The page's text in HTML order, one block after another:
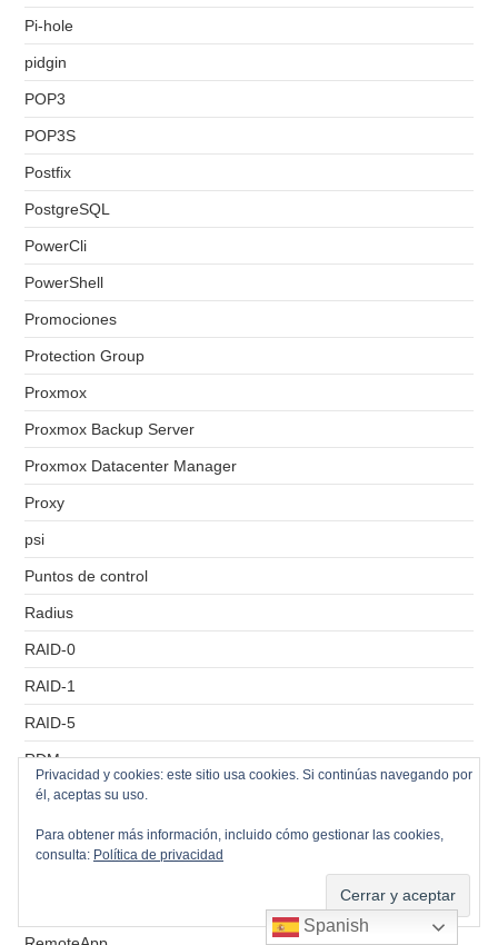
Pi-hole
pidgin
POP3
POP3S
Postfix
PostgreSQL
PowerCli
PowerShell
Promociones
Protection Group
Proxmox
Proxmox Backup Server
Proxmox Datacenter Manager
Proxy
psi
Puntos de control
Radius
RAID-0
RAID-1
RAID-5
RDM
RDP
RDS
Spanish
Privacidad y cookies: este sitio usa cookies. Si continúas navegando por
él, aceptas su uso.
Para obtener más información, incluido cómo gestionar las cookies,
consulta: Política de privacidad